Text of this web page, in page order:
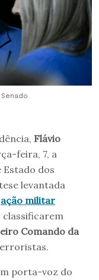
Flávio
feira, 7, a
dos
levantada
ação militar
classificarem
Comando da
porta-voz do